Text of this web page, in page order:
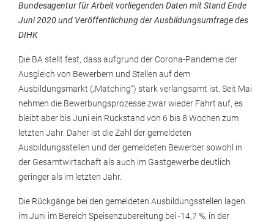
Bundesagentur für Arbeit vorliegenden Daten mit Stand Ende
Juni 2020 und Veröffentlichung der Ausbildungsumfrage des
DIHK
Die BA stellt fest, dass aufgrund der Corona-Pandemie der
Ausgleich von Bewerbern und Stellen auf dem
Ausbildungsmarkt („Matching“) stark verlangsamt ist. Seit Mai
nehmen die Bewerbungsprozesse zwar wieder Fahrt auf, es
bleibt aber bis Juni ein Rückstand von 6 bis 8 Wochen zum
letzten Jahr. Daher ist die Zahl der gemeldeten
Ausbildungsstellen und der gemeldeten Bewerber sowohl in
der Gesamtwirtschaft als auch im Gastgewerbe deutlich
geringer als im letzten Jahr.
Die Rückgänge bei den gemeldeten Ausbildungsstellen lagen
im Juni im Bereich Speisenzubereitung bei -14,7 %, in der